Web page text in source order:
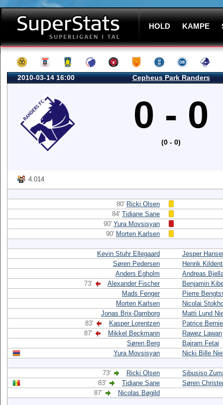
HOLD KAMPE
2010-03-14 16:00 Cepheus Park Randers
0 - 0
(0 - 0)
4.014
80' Ricki Olsen
84' Tidiane Sane
90' Yura Movsisyan
90' Morten Karlsen
Kevin Stuhr Ellegaard
Jesper
Søren Pedersen
Henrik
Anders Egholm
Andreas
73'
Alexander Fischer
Benjamin
Mads Fenger
Pierre
Morten Karlsen
Nicolai
Jonas Brix-Damborg
Matti Lund
83'
Kasper Lorentzen
Patrice
87'
Mikkel Beckmann
Rawez Lawan
Søren Berg
Bajram Fetai
Yura Movsisyan
Nicki Bille
73' Ricki Olsen
Sibusiso
83'
Tidiane Sane
Søren
87'
Nicolas Bøgild